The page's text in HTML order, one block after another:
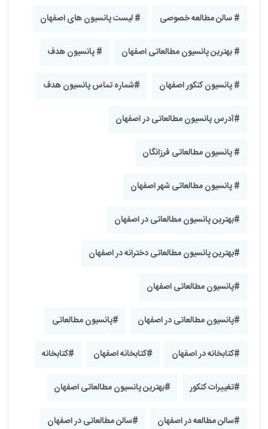
# سالن مطالعه خصوصی # لیست پانسیون های اصفهان
# بهترین پانسیون مطالعاتی اصفهان # پانسیون هدف
# پانسیون کنکور اصفهان #شماره تماس پانسیون هدف
#آدرس پانسیون مطالعاتی در اصفهان
# پانسیون مطالعاتی فرزانگان
# پانسیون مطالعاتی شهر اصفهان
#بهترین پانسیون مطالعاتی در اصفهان
#بهترین پانسیون مطالعاتی دخترانه در اصفهان
#پانسیون مطالعاتی اصفهان
#پانسیون مطالعاتی در اصفهان #پانسیون مطالعاتی
#کتابخانه در اصفهان #کتابخانه اصفهان #کتابخانه
#تغییرات کنکور #بهترین پانسیون مطالعاتی اصفهان
#سالن مطالعه در اصفهان #سالن مطالعاتی در اصفهان